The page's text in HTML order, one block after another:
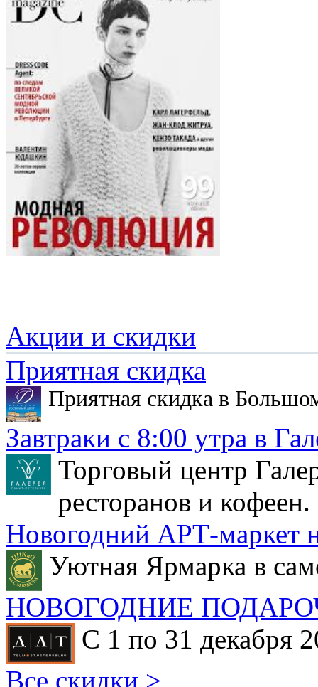
Акции и скидки
Приятная скидка
Приятная скидка в
Завтраки с 8:00 утра в
Торговый центр
ресторанов и кофеен.
Новогодний АРТ-маркет
Уютная Ярмарка в
НОВОГОДНИЕ
С 1 по 31 декабря
Все скидки >